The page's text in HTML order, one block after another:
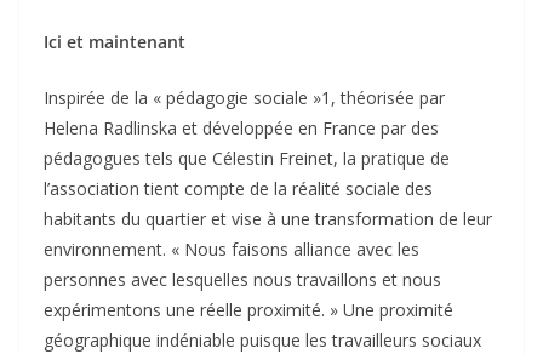
Ici et maintenant
Inspirée de la « pédagogie sociale »1, théorisée par
Helena Radlinska et développée en France par des
pédagogues tels que Célestin Freinet, la pratique de
l’association tient compte de la réalité sociale des
habitants du quartier et vise à une transformation de leur
environnement. « Nous faisons alliance avec les
personnes avec lesquelles nous travaillons et nous
expérimentons une réelle proximité. » Une proximité
géographique indéniable puisque les travailleurs sociaux